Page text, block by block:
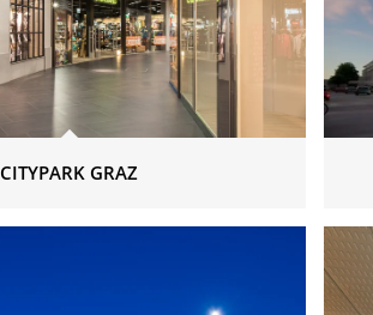
CITYPARK GRAZ